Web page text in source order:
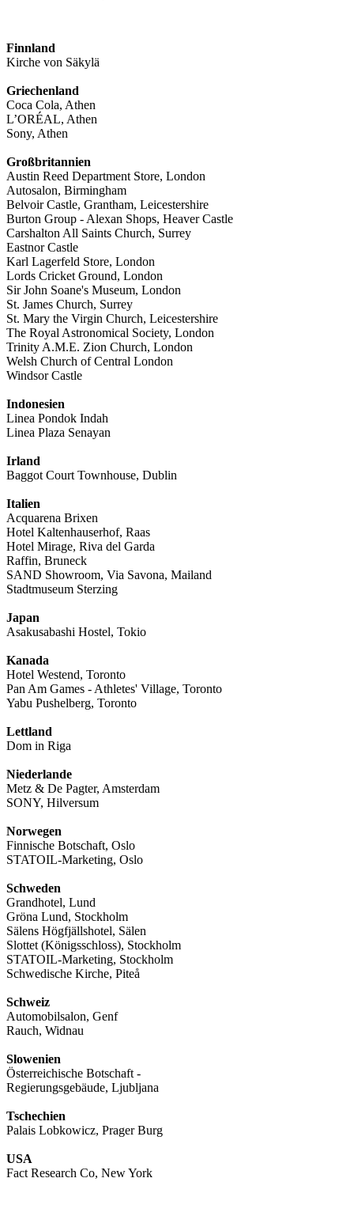
Finnland
Kirche von Säkylä
Griechenland
Coca Cola, Athen
L’ORÉAL, Athen
Sony, Athen
Großbritannien
Austin Reed Department Store, London
Autosalon, Birmingham
Belvoir Castle, Grantham, Leicestershire
Burton Group - Alexan Shops, Heaver Castle
Carshalton All Saints Church, Surrey
Eastnor Castle
Karl Lagerfeld Store, London
Lords Cricket Ground, London
Sir John Soane's Museum, London
St. James Church, Surrey
St. Mary the Virgin Church, Leicestershire
The Royal Astronomical Society, London
Trinity A.M.E. Zion Church, London
Welsh Church of Central London
Windsor Castle
Indonesien
Linea Pondok Indah
Linea Plaza Senayan
Irland
Baggot Court Townhouse, Dublin
Italien
Acquarena Brixen
Hotel Kaltenhauserhof, Raas
Hotel Mirage, Riva del Garda
Raffin, Bruneck
SAND Showroom, Via Savona, Mailand
Stadtmuseum Sterzing
Japan
Asakusabashi Hostel, Tokio
Kanada
Hotel Westend, Toronto
Pan Am Games - Athletes' Village, Toronto
Yabu Pushelberg, Toronto
Lettland
Dom in Riga
Niederlande
Metz & De Pagter, Amsterdam
SONY, Hilversum
Norwegen
Finnische Botschaft, Oslo
STATOIL-Marketing, Oslo
Schweden
Grandhotel, Lund
Gröna Lund, Stockholm
Sälens Högfjällshotel, Sälen
Slottet (Königsschloss), Stockholm
STATOIL-Marketing, Stockholm
Schwedische Kirche, Piteå
Schweiz
Automobilsalon, Genf
Rauch, Widnau
Slowenien
Österreichische Botschaft -
Regierungsgebäude, Ljubljana
Tschechien
Palais Lobkowicz, Prager Burg
USA
Fact Research Co, New York